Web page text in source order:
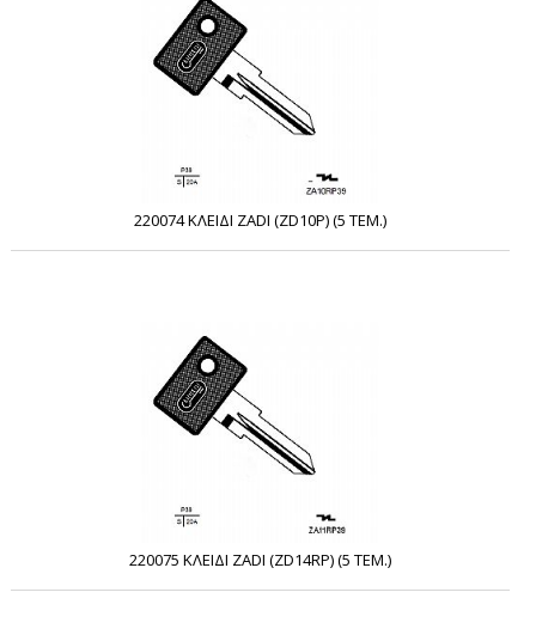
220074 ΚΛΕΙΔΙ ZADI (ZD10P) (5 ΤΕΜ.)
220075 ΚΛΕΙΔΙ ZADI (ZD14RP) (5 ΤΕΜ.)